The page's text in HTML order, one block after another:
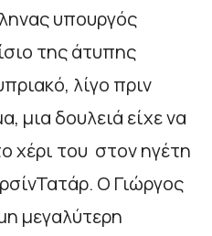
υπουργός
της άτυπης
λίγο πριν
μια δουλειά είχε να
χέρι του στον ηγέτη
Ο Γιώργος
μεγαλύτερη